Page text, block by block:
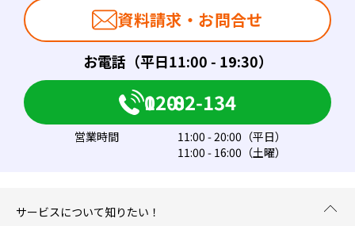
お電話（平日11:00 - 19:30）
0120-082-134
営業時間
11:00 - 20:00（平日）
11:00 - 16:00（土曜）
資料請求・お問合せ
サービスについて知りたい！